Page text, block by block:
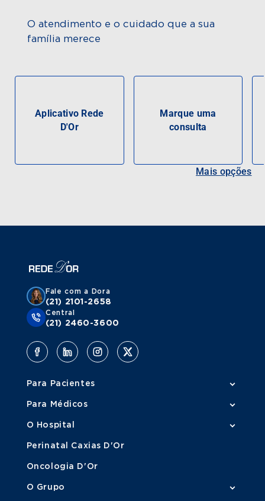
O atendimento e o cuidado que a sua
família merece
Aplicativo Rede
D'Or
Marque uma
consulta
Mais opções
Fale com a Dora
(21) 2101-2658
Central
(21) 2460-3600
Para Pacientes
Para Médicos
O Hospital
Perinatal Caxias D'Or
Oncologia D'Or
O Grupo